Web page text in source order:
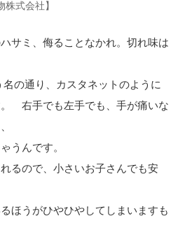
株式会社】
サミ、侮ることなかれ。切れ味は
名の通り、カスタネットのように
右手でも左手でも、手が痛いな
うんです。
るので、小さいお子さんでも安
ほうがひやひやしてしまいますも